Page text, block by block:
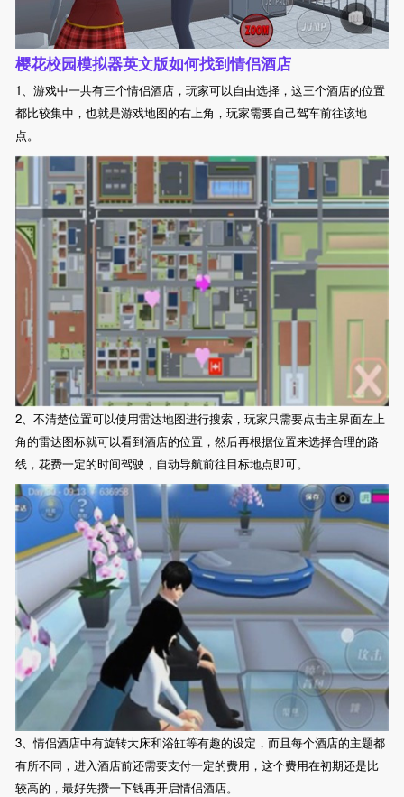
樱花校园模拟器英文版如何找到情侣酒店
1、游戏中一共有三个情侣酒店，玩家可以自由选择，这三个酒店的位置
都比较集中，也就是游戏地图的右上角，玩家需要自己驾车前往该地
点。
2、不清楚位置可以使用雷达地图进行搜索，玩家只需要点击主界面左上
角的雷达图标就可以看到酒店的位置，然后再根据位置来选择合理的路
线，花费一定的时间驾驶，自动导航前往目标地点即可。
3、情侣酒店中有旋转大床和浴缸等有趣的设定，而且每个酒店的主题都
有所不同，进入酒店前还需要支付一定的费用，这个费用在初期还是比
较高的，最好先攒一下钱再开启情侣酒店。